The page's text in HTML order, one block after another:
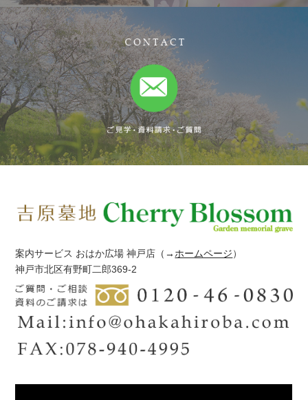
案内サービス おはか広場 神戸店 （→ ホームページ）
神戸市北区有野町二郎369-2